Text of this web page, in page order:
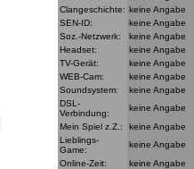
Clangeschichte: keine Angabe
SEN-ID:
keine Angabe
Soz.-Netzwerk:
keine Angabe
Headset:
keine Angabe
TV-Gerät:
keine Angabe
WEB-Cam:
keine Angabe
Soundsystem:
keine Angabe
DSL-
Verbindung:
keine Angabe
Mein Spiel z.Z.:
keine Angabe
Lieblings-
Game:
keine Angabe
Online-Zeit:
keine Angabe